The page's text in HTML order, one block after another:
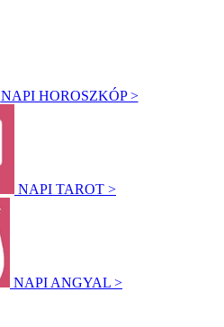
NAPI HOROSZKÓP >
NAPI TAROT >
NAPI ANGYAL >